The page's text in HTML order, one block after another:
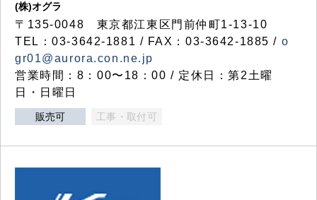
(株)オグラ
〒135-0048 東京都江東区門前仲町1-13-10
TEL：03-3642-1881 / FAX：03-3642-1885 / o
gr01@aurora.con.ne.jp
営業時間：8：00〜18：00 / 定休日：第2土曜
日・日曜日
販売可 工事・取付可